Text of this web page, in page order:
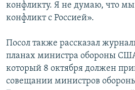
конфликту. Я не думаю, что мы
конфликт с Россией».
Посол также рассказал
планах министра обороны
который 8 октября должен
совещании министров